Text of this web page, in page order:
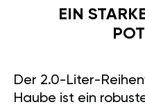
EIN
Der 2.0-Liter-
Haube ist ein